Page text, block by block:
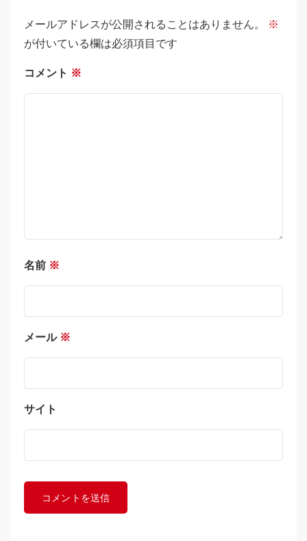
メールアドレスが公開されることはありません。
※
が付いている欄は必須項目です
コメント ※
名前 ※
メール ※
サイト